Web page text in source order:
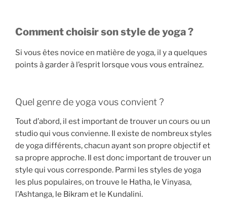
Comment choisir son style de yoga ?
Si vous êtes novice en matière de yoga, il y a quelques
points à garder à l’esprit lorsque vous vous entraînez.
Quel genre de yoga vous convient ?
Tout d’abord, il est important de trouver un cours ou un
studio qui vous convienne. Il existe de nombreux styles
de yoga différents, chacun ayant son propre objectif et
sa propre approche. Il est donc important de trouver un
style qui vous corresponde. Parmi les styles de yoga
les plus populaires, on trouve le Hatha, le Vinyasa,
l’Ashtanga, le Bikram et le Kundalini.